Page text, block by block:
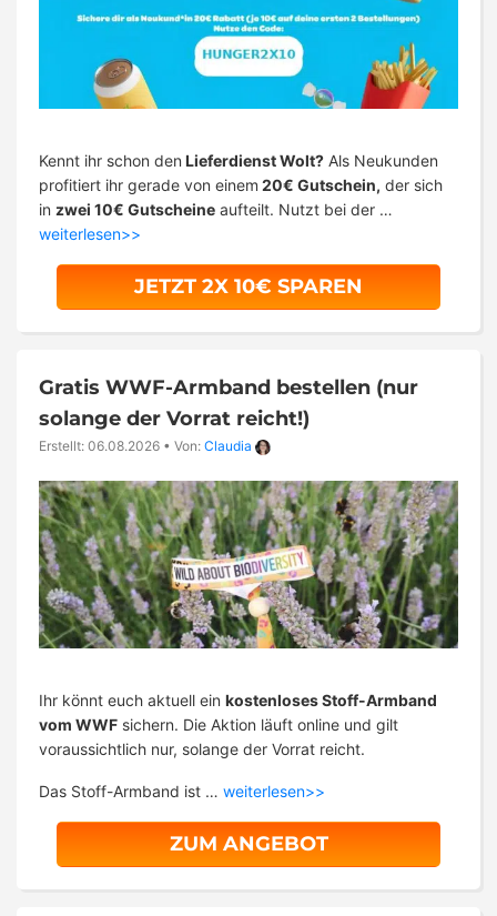
Kennt ihr schon den Lieferdienst Wolt? Als Neukunden
profitiert ihr gerade von einem 20€ Gutschein, der sich
in zwei 10€ Gutscheine aufteilt. Nutzt bei der …
weiterlesen>>
JETZT 2X 10€ SPAREN
Gratis WWF-Armband bestellen (nur
solange der Vorrat reicht!)
Erstellt: 06.08.2026 • Von: Claudia
Ihr könnt euch aktuell ein kostenloses Stoff-Armband
vom WWF sichern. Die Aktion läuft online und gilt
voraussichtlich nur, solange der Vorrat reicht.
Das Stoff-Armband ist … weiterlesen>>
ZUM ANGEBOT